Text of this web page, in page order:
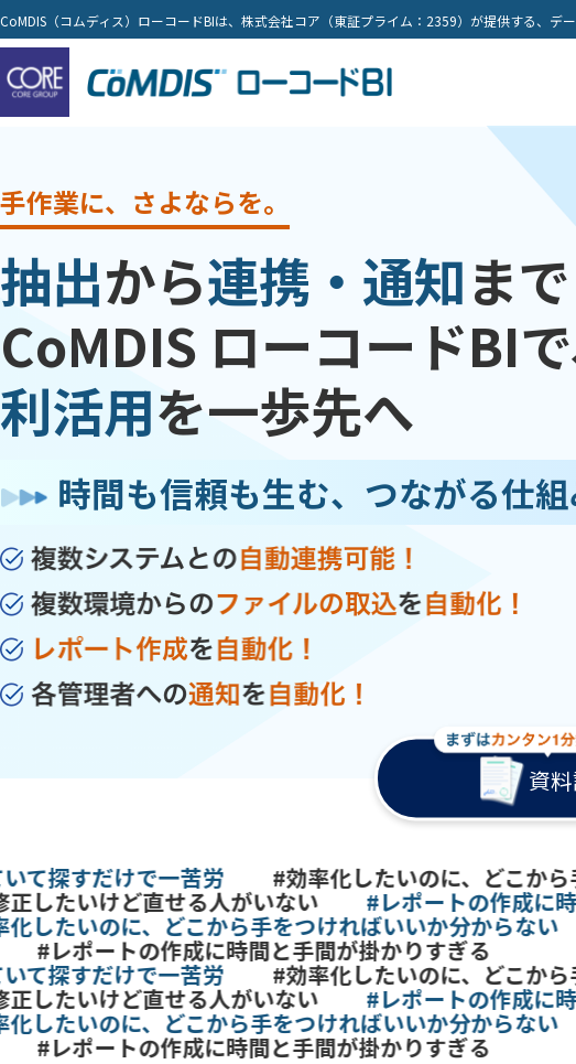
CoMDIS（コムディス）ローコードBIは、株式会社コア（東証プライム：2359）が提供する、デ
手作業に、さよならを。
抽出から連携・通知まで
CoMDIS ローコードBIで
利活用を一歩先へ
時間も信頼も生む、つながる仕
資
探すだけで一苦労 #効率化したいのに、どこから手
たいけど直せる人がいない #レポートの作成に時
たいのに、どこから手をつければいいか分からない
#レポートの作成に時間と手間が掛かりすぎる
探すだけで一苦労 #効率化したいのに、どこから手
たいけど直せる人がいない #レポートの作成に時
たいのに、どこから手をつければいいか分からない
#レポートの作成に時間と手間が掛かりすぎる